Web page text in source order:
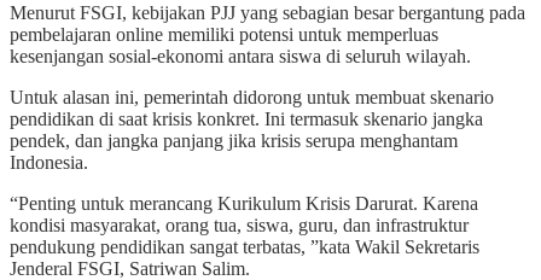
Menurut FSGI, kebijakan PJJ yang sebagian besar bergantung pada
pembelajaran online memiliki potensi untuk memperluas
kesenjangan sosial-ekonomi antara siswa di seluruh wilayah.
Untuk alasan ini, pemerintah didorong untuk membuat skenario
pendidikan di saat krisis konkret. Ini termasuk skenario jangka
pendek, dan jangka panjang jika krisis serupa menghantam
Indonesia.
“Penting untuk merancang Kurikulum Krisis Darurat. Karena
kondisi masyarakat, orang tua, siswa, guru, dan infrastruktur
pendukung pendidikan sangat terbatas, ”kata Wakil Sekretaris
Jenderal FSGI, Satriwan Salim.